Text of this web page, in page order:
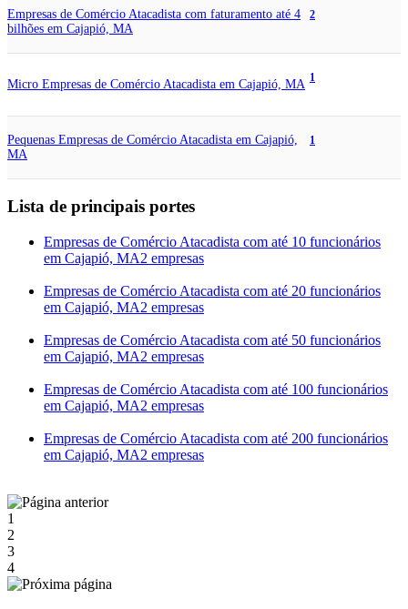
Empresas de Comércio Atacadista com faturamento até 4
bilhões em Cajapió, MA
2
Micro Empresas de Comércio Atacadista em Cajapió, MA
1
Pequenas Empresas de Comércio Atacadista em Cajapió,
MA
1
Lista de principais portes
Empresas de Comércio Atacadista com até 10 funcionários
em Cajapió, MA2 empresas
Empresas de Comércio Atacadista com até 20 funcionários
em Cajapió, MA2 empresas
Empresas de Comércio Atacadista com até 50 funcionários
em Cajapió, MA2 empresas
Empresas de Comércio Atacadista com até 100 funcionários
em Cajapió, MA2 empresas
Empresas de Comércio Atacadista com até 200 funcionários
em Cajapió, MA2 empresas
1
2
3
4